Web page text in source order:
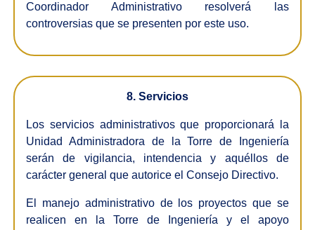
Coordinador Administrativo resolverá las
controversias que se presenten por este uso.
8. Servicios
Los servicios administrativos que proporcionará la
Unidad Administradora de la Torre de Ingeniería
serán de vigilancia, intendencia y aquéllos de
carácter general que autorice el Consejo Directivo.
El manejo administrativo de los proyectos que se
realicen en la Torre de Ingeniería y el apoyo